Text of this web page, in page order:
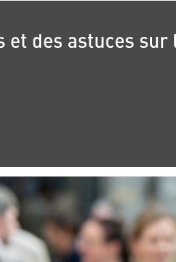
et des astuces